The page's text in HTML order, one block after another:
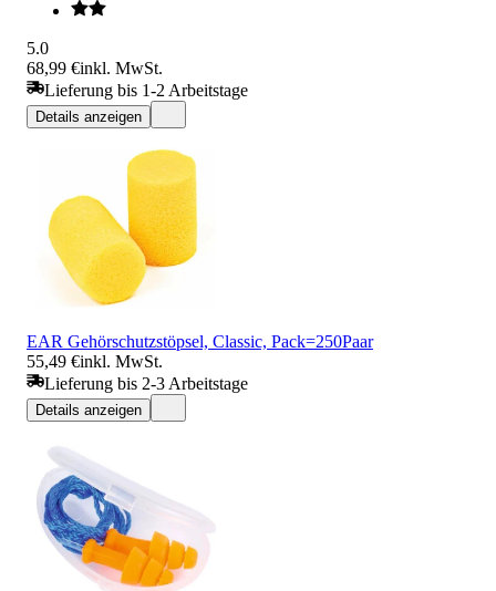
5.0
68,99 €inkl. MwSt.
Lieferung bis 1-2 Arbeitstage
Details anzeigen
EAR Gehörschutzstöpsel, Classic, Pack=250Paar
55,49 €inkl. MwSt.
Lieferung bis 2-3 Arbeitstage
Details anzeigen